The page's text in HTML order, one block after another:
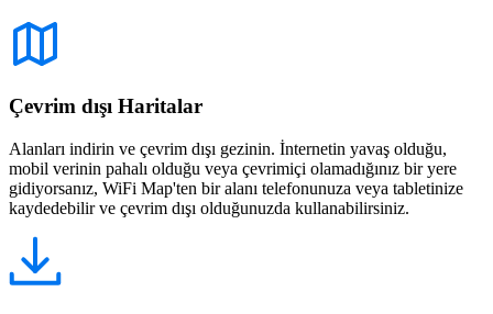
Çevrim dışı Haritalar
Alanları indirin ve çevrim dışı gezinin. İnternetin yavaş olduğu,
mobil verinin pahalı olduğu veya çevrimiçi olamadığınız bir yere
gidiyorsanız, WiFi Map'ten bir alanı telefonunuza veya tabletinize
kaydedebilir ve çevrim dışı olduğunuzda kullanabilirsiniz.